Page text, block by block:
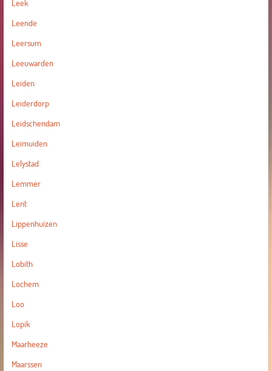
Leek
Leende
Leersum
Leeuwarden
Leiden
Leiderdorp
Leidschendam
Leimuiden
Lelystad
Lemmer
Lent
Lippenhuizen
Lisse
Lobith
Lochem
Loo
Lopik
Maarheeze
Maarssen